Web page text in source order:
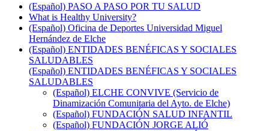
(Español) PASO A PASO POR TU SALUD
What is Healthy University?
(Español) Oficina de Deportes Universidad Miguel
Hernández de Elche
(Español) ENTIDADES BENÉFICAS Y SOCIALES
SALUDABLES
(Español) ENTIDADES BENÉFICAS Y SOCIALES
SALUDABLES
(Español) ELCHE CONVIVE (Servicio de
Dinamización Comunitaria del Ayto. de Elche)
(Español) FUNDACIÓN SALUD INFANTIL
(Español) FUNDACIÓN JORGE ALIÓ